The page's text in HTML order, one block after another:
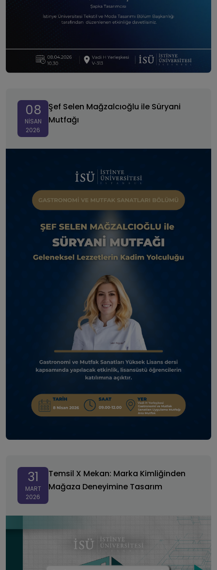
08
NISAN
2026
Şef Selen Mağzalcıoğlu ile Süryani
Mutfağı
31
MART
2026
Temsil X Mekan: Marka Kimliğinden
Mağaza Deneyimine Tasarım
Deneyimine Tasarım